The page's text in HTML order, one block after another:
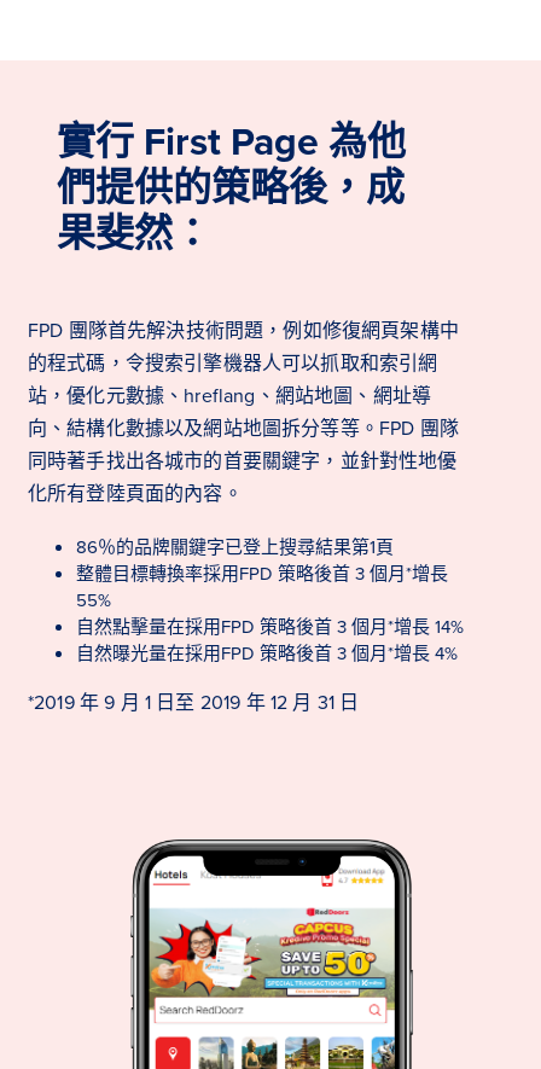
實行 First Page 為他
們提供的策略後，成
果斐然：
FPD 團隊首先解決技術問題，例如修復網頁架構中
的程式碼，令搜索引擎機器人可以抓取和索引網
站，優化元數據、hreflang、網站地圖、網址導
向、結構化數據以及網站地圖拆分等等。FPD 團隊
同時著手找出各城市的首要關鍵字，並針對性地優
化所有登陸頁面的內容。
86％的品牌關鍵字已登上搜尋結果第1頁
整體目標轉換率採用FPD 策略後首 3 個月*增長
55%
自然點擊量在採用FPD 策略後首 3 個月*增長 14%
自然曝光量在採用FPD 策略後首 3 個月*增長 4%
*2019 年 9 月 1 日至 2019 年 12 月 31 日